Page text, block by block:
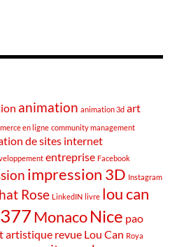
animation animation 3d art
en ligne community management
de sites internet
entreprise Facebook
impression 3D Instagram
Rose LinkedIN livre lou can
MonacoNice pao
artistique revue Lou Can Roya